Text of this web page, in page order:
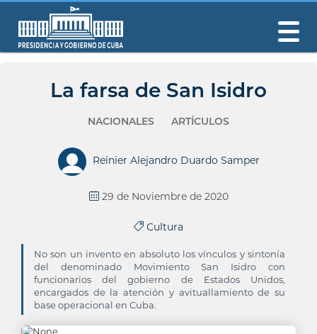
La farsa de San Isidro
NACIONALES ARTÍCULOS
Reinier Alejandro Duardo Samper
29 de Noviembre de 2020
Cultura
No son un invento en absoluto los vínculos y sintonía
del denominado Movimiento San Isidro con
funcionarios del gobierno de Estados Unidos,
encargados de la atención y avituallamiento de su
base operacional en Cuba.